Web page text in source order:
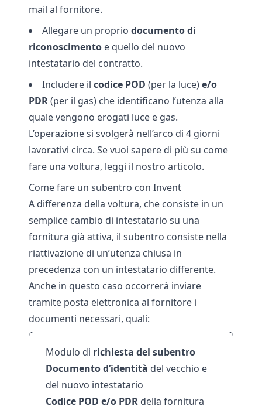
mail al fornitore.
Allegare un proprio documento di
riconoscimento e quello del nuovo
intestatario del contratto.
Includere il codice POD (per la luce)e/o
PDR(per il gas) che identificano l’utenza alla
quale vengono erogati luce e gas.
L’operazione si svolgerà nell’arco di 4 giorni
lavorativi circa. Se vuoi sapere di più su come
fare una voltura, leggi il nostro articolo.
Come fare un subentro con Invent
A differenza della voltura, che consiste in un
semplice cambio di intestatario su una
fornitura già attiva, il subentro consiste nella
riattivazione di un’utenza chiusa in
precedenza con un intestatario differente.
Anche in questo caso occorrerà inviare
tramite posta elettronica al fornitore i
documenti necessari, quali:
Modulo di richiesta del subentro
Documento d’identità del vecchio e
del nuovo intestatario
Codice POD e/o PDR della fornitura